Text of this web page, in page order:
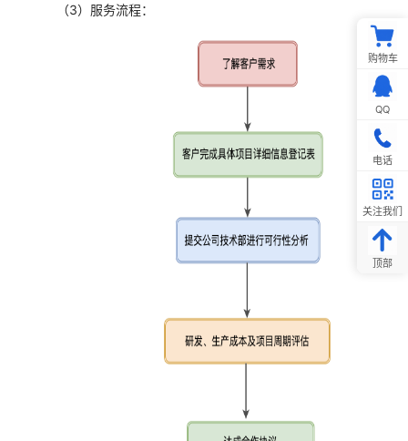
（3）服务流程：
购物车
QQ
电话
关注我们
顶部